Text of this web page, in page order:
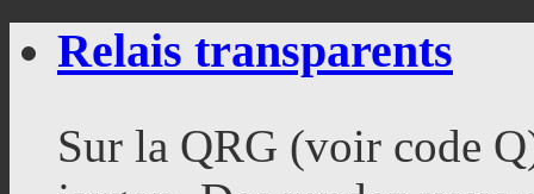
Relais transparents
Sur la QRG (voir code